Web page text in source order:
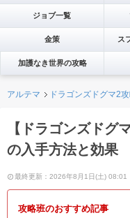
ジョブ一覧
金策 ス
加護なき世界の攻略
アルテマ ドラゴンズドグマ2
【ドラゴンズドグ
の入手方法と効果
最終更新：2026年8月1日(土) 08:01
攻略班のおすすめ記事